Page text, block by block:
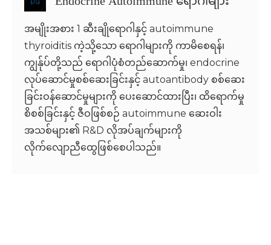
အမျိုးအစား 1 ဆီးချိုရောဂါနှင့် autoimmune
thyroiditis ကဲ့သို့သော ရောဂါများကို ကာမိစေရန်၊
ကျွန်ုပ်တို့သည် ရောဂါပုံစံတည်ဆောက်မှု၊ endocrine
လုပ်ဆောင်မှုစစ်ဆေးခြင်းနှင့် autoantibody စစ်ဆေး
ခြင်းဝန်ဆောင်မှုများကို ပေးဆောင်ထားပြီး၊ ထိရောက်မှု
စိစစ်ခြင်းနှင့် ဇီဝဖြစ်စဉ် autoimmune ဆေးဝါး
အသစ်များ၏ R&D လိုအပ်ချက်များကို
လိုက်လျောညီထွေဖြစ်စေပါသည်။